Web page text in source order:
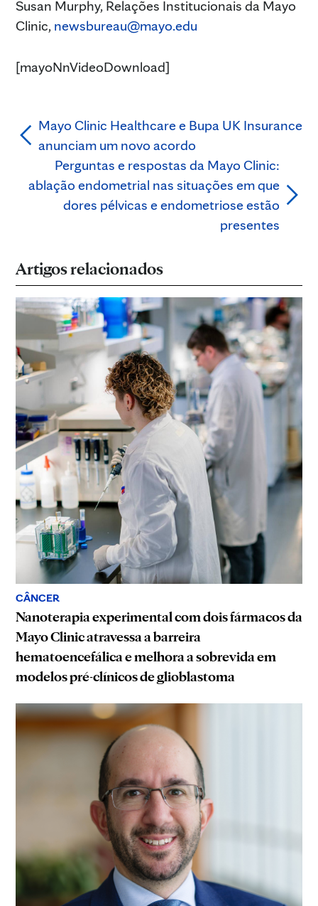
Susan Murphy, Relações Institucionais da Mayo
Clinic, newsbureau@mayo.edu
[mayoNnVideoDownload]
Mayo Clinic Healthcare e Bupa UK Insurance
anunciam um novo acordo
Perguntas e respostas da Mayo Clinic:
ablação endometrial nas situações em que
dores pélvicas e endometriose estão
presentes
Artigos relacionados
CÂNCER
Nanoterapia experimental com dois fármacos da
Mayo Clinic atravessa a barreira
hematoencefálica e melhora a sobrevida em
modelos pré-clínicos de glioblastoma